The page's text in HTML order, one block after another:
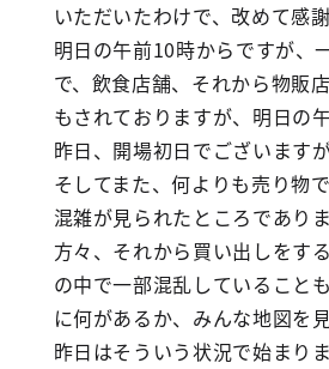
いただいたわけで、改めて感
明日の午前10時からですが、
で、飲食店舗、それから物販
もされておりますが、明日の
昨日、開場初日でございます
そしてまた、何よりも売り物
混雑が見られたところであり
方々、それから買い出しをす
の中で一部混乱していること
に何があるか、みんな地図を
昨日はそういう状況で始まり